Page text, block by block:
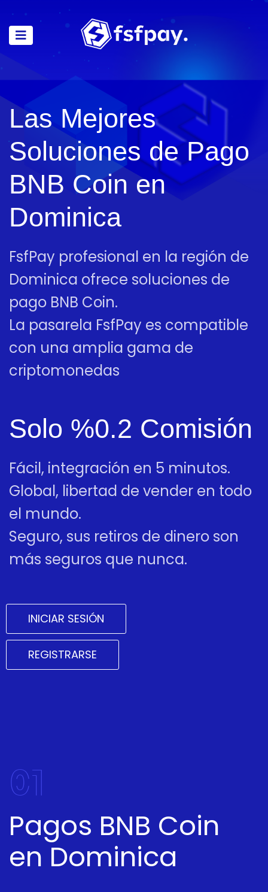
Las Mejores
Soluciones de Pago
BNB Coin en
Dominica
FsfPay profesional en la región de
Dominica ofrece soluciones de
pago BNB Coin.
La pasarela FsfPay es compatible
con una amplia gama de
criptomonedas
Solo %0.2 Comisión
Fácil, integración en 5 minutos.
Global, libertad de vender en todo
el mundo.
Seguro, sus retiros de dinero son
más seguros que nunca.
INICIAR SESIÓN
REGISTRARSE
01
Pagos BNB Coin
en Dominica